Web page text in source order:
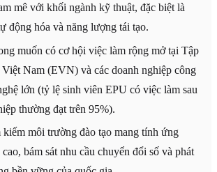
mê với khối ngành kỹ thuật, đặc biệt là
động hóa và năng lượng tái tạo.
muốn có cơ hội việc làm rộng mở tại Tập
Nam (EVN) và các doanh nghiệp công
lớn (tỷ lệ sinh viên EPU có việc làm sau
thường đạt trên 95%).
môi trường đào tạo mang tính ứng
bám sát nhu cầu chuyển đổi số và phát